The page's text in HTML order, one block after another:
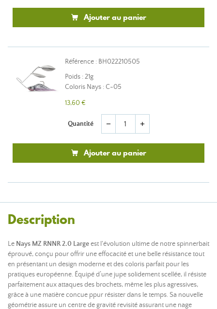
Ajouter au panier
Référence : BH022210505
Poids : 21g
Coloris Nays : C-05
13,60 €
Quantité remove add
Ajouter au panier
Description
Le Nays MZ RNNR 2.0 Largeest l'évolution ultime de notre spinnerbait
éprouvé, conçu pour offrir une effocacité et une belle résistance tout
en présentant un design moderne et des coloris parfait pour les
pratiques européenne. Équipé d’une jupe solidement scellée, il résiste
parfaitement aux attaques des brochets, même les plus agressives,
grâce à une matière concue ppur résister dans le temps. Sa nouvelle
géométrie assure un centre de gravité revisité assurant une nage